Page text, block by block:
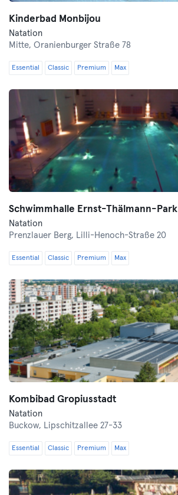
Kinderbad Monbijou
Natation
Mitte, Oranienburger Straße 78
Essential Classic Premium Max
Schwimmhalle Ernst-Thälmann-Park
Natation
Prenzlauer Berg, Lilli-Henoch-Straße 20
Essential Classic Premium Max
Kombibad Gropiusstadt
Natation
Buckow, Lipschitzallee 27-33
Essential Classic Premium Max